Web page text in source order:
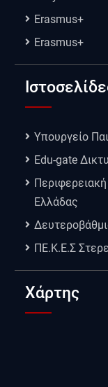
Erasmus+
Erasmus+
Υπουργείο
Edu-gate
Ελλάδας
ΠΕ.Κ.Ε.Σ
Χάρτης